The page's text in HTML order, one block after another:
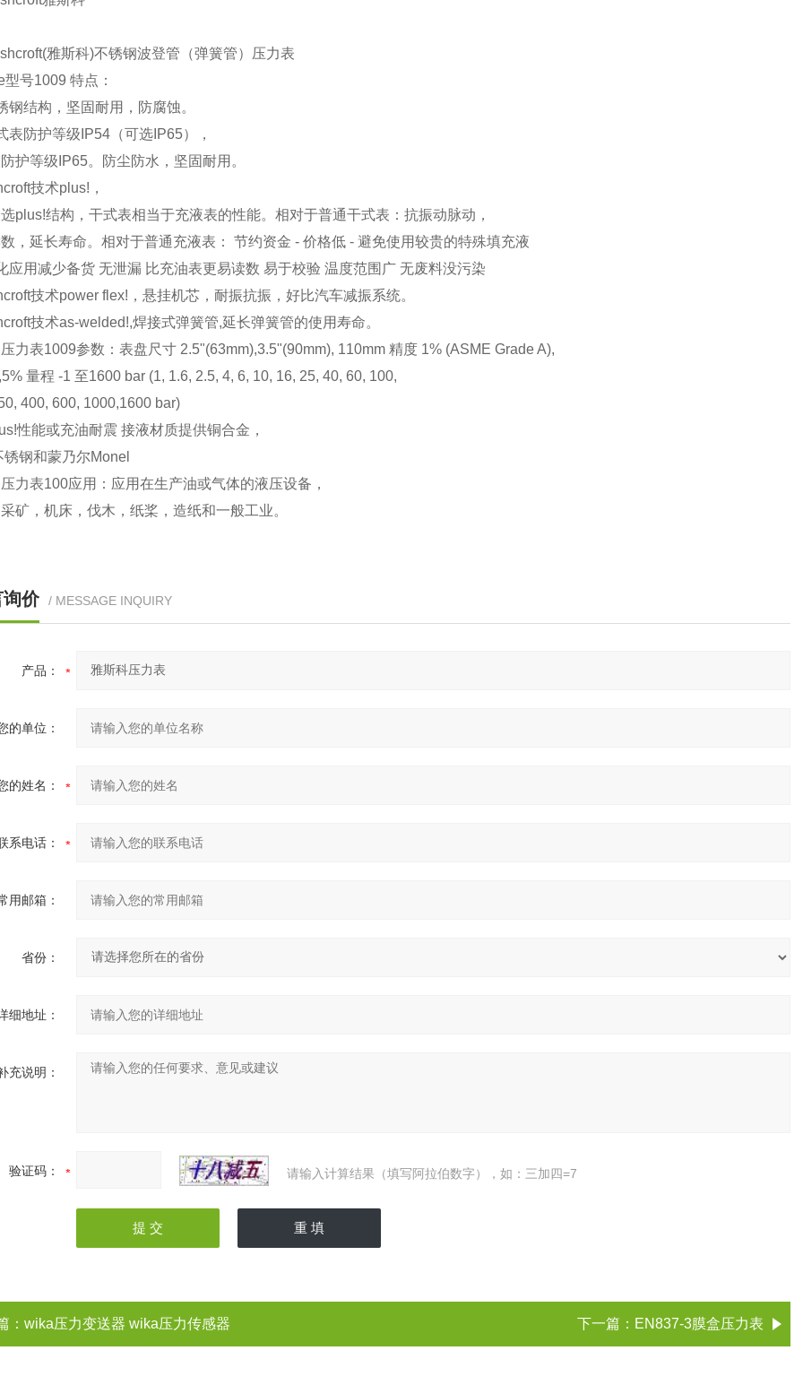
雅斯科)不锈钢波登管（弹簧管）压力表
号1009 特点：
钢结构，坚固耐用，防腐蚀。
表防护等级IP54（可选IP65），
护等级IP65。防尘防水，坚固耐用。
技术plus!，
plus!结构，干式表相当于充液表的性能。相对于普通干式表：抗振动脉动，
，延长寿命。相对于普通充液表： 节约资金 - 价格低 - 避免使用较贵的特殊填充液
应用减少备货 无泄漏 比充油表更易读数 易于校验 温度范围广 无废料没污染
技术power flex!，悬挂机芯，耐振抗振，好比汽车减振系统。
技术as-welded!,焊接式弹簧管,延长弹簧管的使用寿命。
力表1009参数：表盘尺寸 2.5"(63mm),3.5"(90mm), 110mm 精度 1% (ASME Grade A),
量程 -1 至1600 bar (1, 1.6, 2.5, 4, 6, 10, 16, 25, 40, 60, 100,
400, 600, 1000,1600 bar)
性能或充油耐震 接液材质提供铜合金，
锈钢和蒙乃尔Monel
力表100应用：应用在生产油或气体的液压设备，
矿，机床，伐木，纸桨，造纸和一般工业。
价 / MESSAGE INQUIRY
产品：
的单位：
的姓名：
系电话：
用邮箱：
省份：
细地址：
充说明：
验证码： 请输入计算结果（填写阿拉伯数字），如：三加四=7
： wika压力变送器 wika压力传感器 下一篇： EN837-3膜盒压力表